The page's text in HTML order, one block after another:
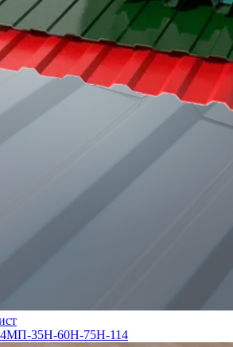
МП-35Н-60Н-75Н-114